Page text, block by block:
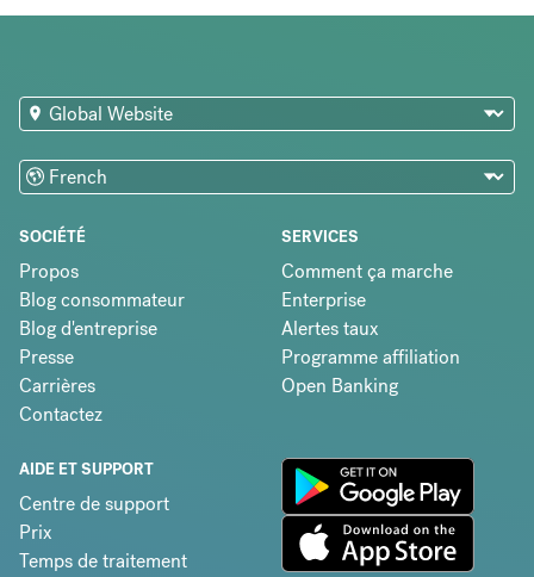
SOCIÉTÉ
Propos
Blog consommateur
Blog d'entreprise
Presse
Carrières
Contactez
SERVICES
Comment ça marche
Enterprise
Alertes taux
Programme affiliation
Open Banking
AIDE ET SUPPORT
Centre de support
Prix
Temps de traitement